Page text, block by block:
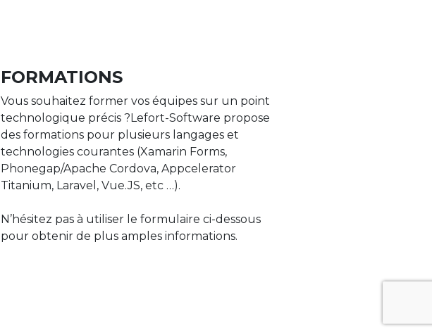
FORMATIONS
Vous souhaitez former vos équipes sur un point
technologique précis ?Lefort-Software propose
des formations pour plusieurs langages et
technologies courantes (Xamarin Forms,
Phonegap/Apache Cordova, Appcelerator
Titanium, Laravel, Vue.JS, etc …).
N’hésitez pas à utiliser le formulaire ci-dessous
pour obtenir de plus amples informations.